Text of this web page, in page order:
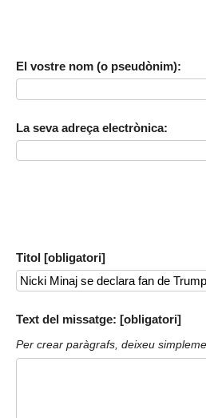
El vostre nom (o pseudònim):
La seva adreça electrònica:
Titol [obligatori]
Text del missatge: [obligatori]
Per crear paràgrafs, deixeu